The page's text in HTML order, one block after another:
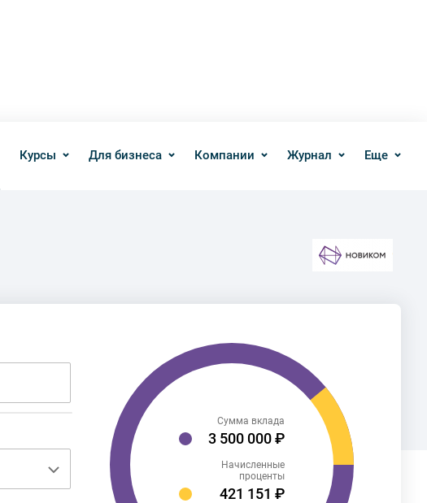
Курсы Для бизнеса Компании Журнал Еще
Сумма вклада
3 500 000 ₽
Начисленные
проценты
421 151 ₽